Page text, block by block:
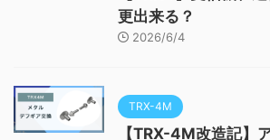
更出来る？
2026/6/4
TRX-4M
【TRX-4M改造記】